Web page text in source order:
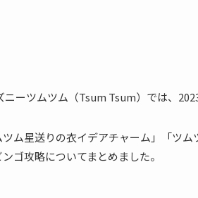
ニーツムツム（Tsum Tsum）では、
ム星送りの衣イデアチャーム」「ツ
ゴ攻略についてまとめました。